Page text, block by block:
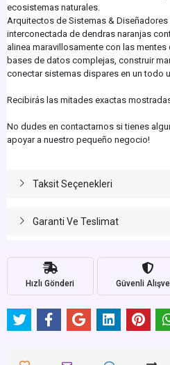
ecosistemas naturales.
Arquitectos de Sistemas &
interconectada de dendras naranjas
alinea maravillosamente con las
bases de datos complejas, construir
conectar sistemas dispares en un todo
Recibirás las mitades exactas
No dudes en contactarnos si tienes
apoyar a nuestro pequeño negocio!
Taksit Seçenekleri
Garanti Ve Teslimat
Hızlı Gönderi Güvenli